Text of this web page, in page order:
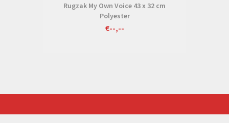
Rugzak My Own Voice 43 x 32 cm
Polyester
€--,--